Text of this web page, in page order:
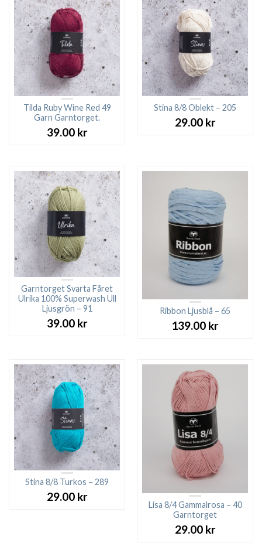
Tilda Ruby Wine Red 49
Garn Garntorget.
39.00 kr
Stina 8/8 Oblekt – 205
29.00 kr
Garntorget Svarta Fåret
Ulrika 100% Superwash Ull
Ljusgrön – 91
39.00 kr
Ribbon Ljusblå – 65
139.00 kr
Stina 8/8 Turkos – 289
29.00 kr
Lisa 8/4 Gammalrosa – 40
Garntorget
29.00 kr